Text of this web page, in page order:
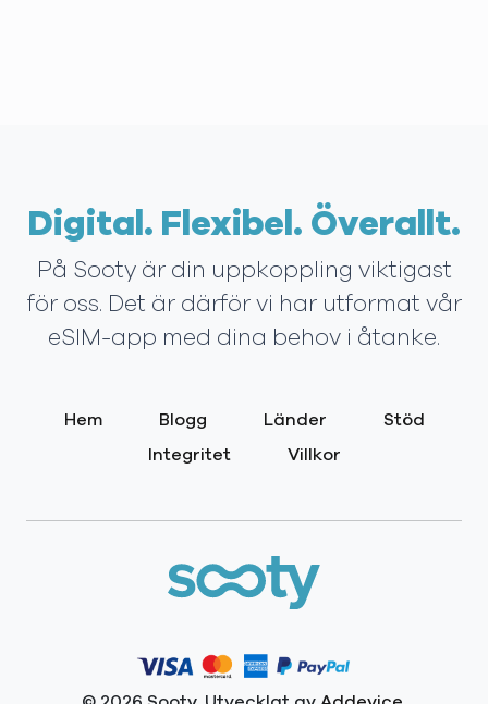
Digital. Flexibel. Överallt.
På Sooty är din uppkoppling viktigast
för oss. Det är därför vi har utformat vår
eSIM-app med dina behov i åtanke.
Hem Blogg Länder
Stöd
Integritet
Villkor